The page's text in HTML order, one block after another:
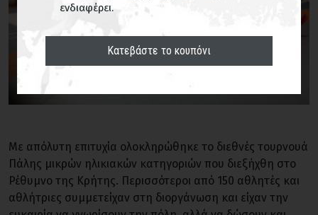
Με απόλυτη επιτυχία ολοκληρώθηκε το διεθνές τουρνουά
Πάλης μικρών ηλικιακών κατηγοριών που διεξήχθη στο
Ρέθυμνο της Κρήτης. Περισσότεροι από 150 αθλητές και
αθλήτριες συμμετείχαν στη διοργάνωση και είχαν την
ενδιαφέρει.
Κατεβάστε το κουπόνι